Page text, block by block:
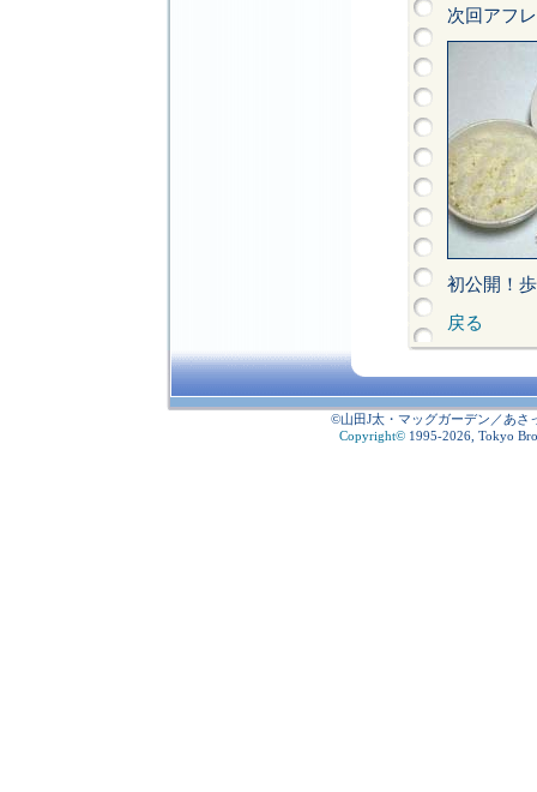
次回アフ
初公開！
戻る
©山田J太・マッグガーデン／あさ
Copyright© 1995-2026, Tokyo